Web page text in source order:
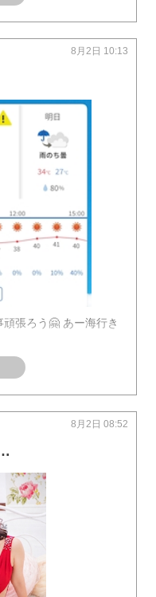
8月2日 10:13
張ろう🤗 あー海行き
ざいます🤗
8月2日 08:52